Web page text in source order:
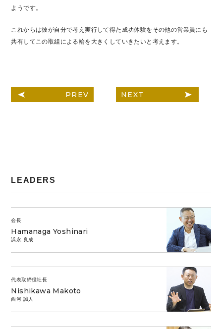
ようです。
これからは彼が自分で考え実行して得た成功体験をその他の営業員にも
共有してこの取組による輪を大きくしていきたいと考えます。
PREV NEXT
LEADERS
会長
Hamanaga Yoshinari
浜永 良成
代表取締役社長
Nishikawa Makoto
西河 誠人